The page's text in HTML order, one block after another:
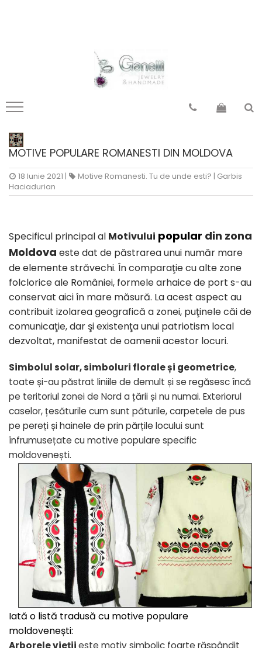
mandale Egipt
mandale Indonezia
mandale Thailanda
toate
din Oltenia
din Muntenia
din Dobrogea
MOTIVE POPULARE ROMANESTI DIN MOLDOVA
18 Iunie 2021 | Motive Romanesti. Tu de unde esti? | Garbis
Haciadurian
Specificul principal al Motivului popular din zona
Moldova este dat de păstrarea unui număr mare
de elemente străvechi. În comparaţie cu alte zone
folclorice ale României, formele arhaice de port s-au
conservat aici în mare măsură. La acest aspect au
contribuit izolarea geografică a zonei, puţinele căi de
comunicaţie, dar şi existenţa unui patriotism local
dezvoltat, manifestat de oamenii acestor locuri.
Simbolul solar, simboluri florale și geometrice,
toate și-au păstrat liniile de demult și se regăsesc încă
pe teritoriul zonei de Nord a țării și nu numai. Exteriorul
caselor, țesăturile cum sunt păturile, carpetele de pus
pe pereți și hainele de prin părțile locului sunt
înfrumusețate cu motive populare specific
moldovenești.
Iată o listă tradusă cu motive populare
moldovenești:
Arborele viețiieste motiv simbolic foarte răspândit